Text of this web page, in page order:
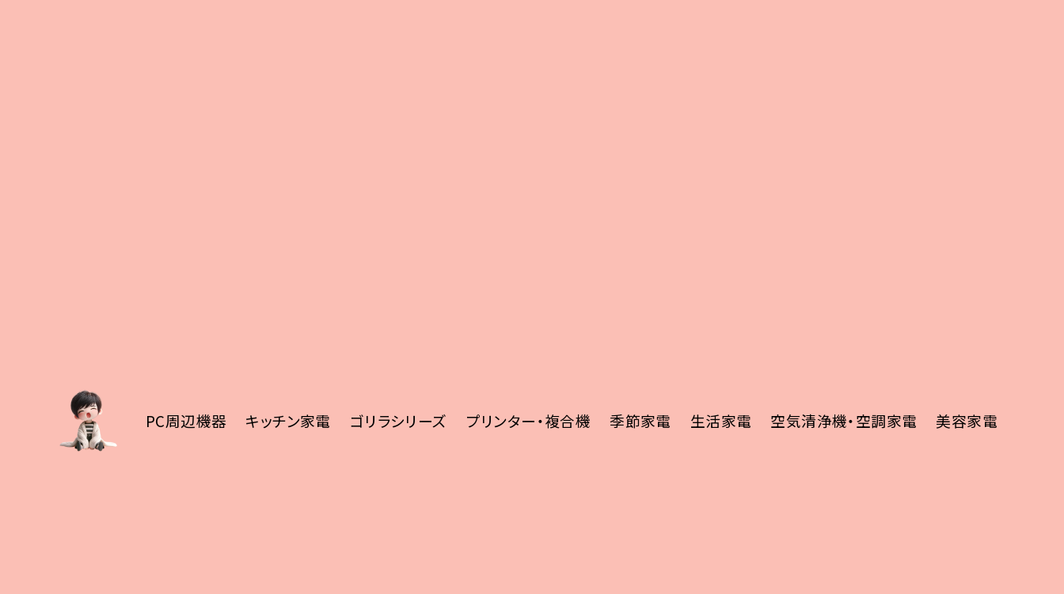
PC周辺機器 キッチン家電 ゴリラシリーズ プリンター・複合機 季節家電 生活家電 空気清浄機・空調家電 美容家電